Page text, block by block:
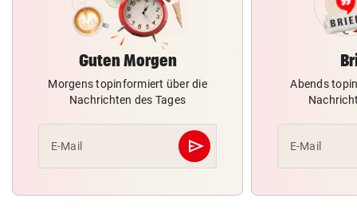
Guten Morgen
Morgens topinformiert über die
Nachrichten des Tages
E-Mail send
Abschicken
Abends
E-Mail